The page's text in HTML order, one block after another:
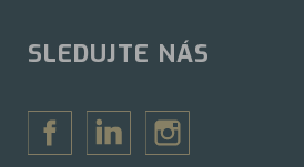
SLEDUJTE NÁS